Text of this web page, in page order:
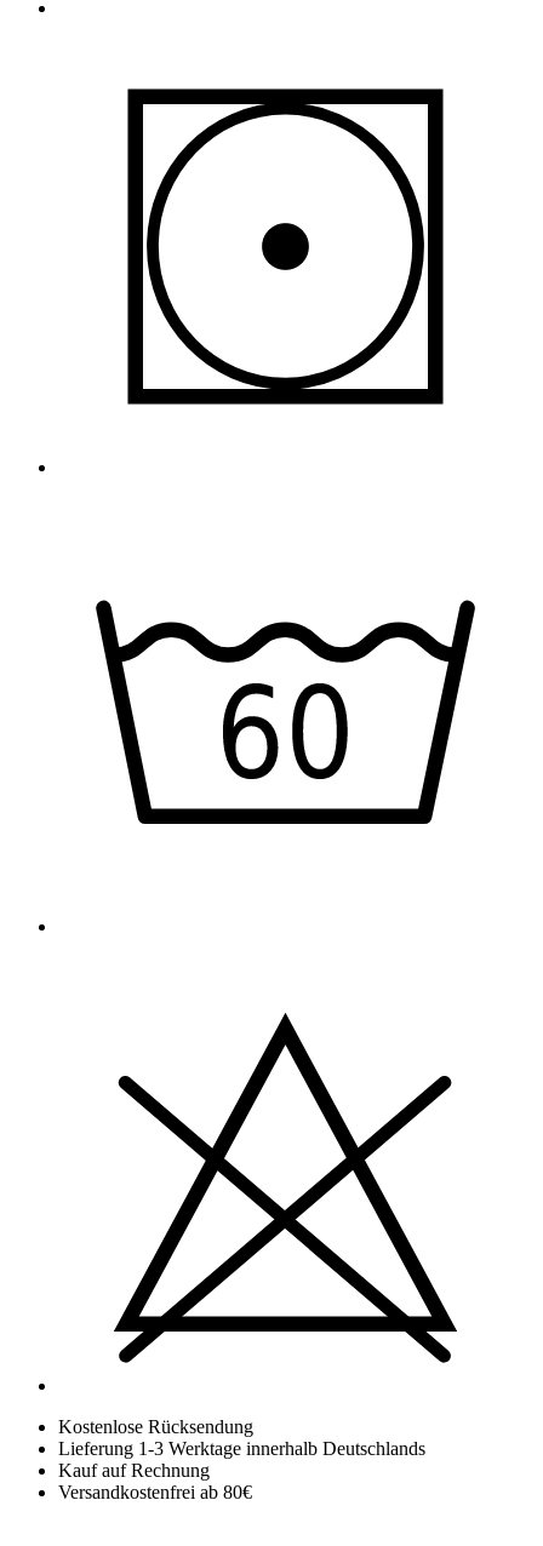
Kostenlose Rücksendung
Lieferung 1-3 Werktage innerhalb Deutschlands
Kauf auf Rechnung
Versandkostenfrei ab 80€